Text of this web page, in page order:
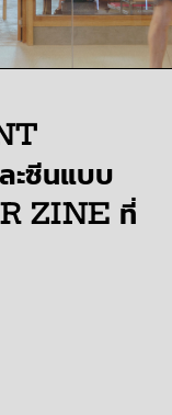
ะซีนแบบ
ZINE ที่